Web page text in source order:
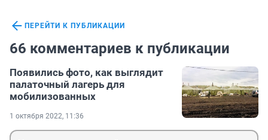
ПЕРЕЙТИ К ПУБЛИКАЦИИ
66 комментариев к публикации
Появились фото, как выглядит
палаточный лагерь для
мобилизованных
1 октября 2022, 11:36